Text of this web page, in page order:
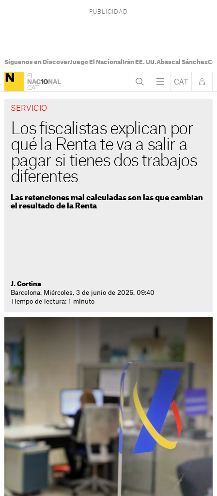
Síguenos en DiscoverJuego El Nacional Irán EE. UU.Abascal Sánchez
SERVICIO
Los fiscalistas explican por
qué la Renta te va a salir a
pagar si tienes dos trabajos
diferentes
Las retenciones mal calculadas son las que cambian
el resultado de la Renta
J. Cortina
Barcelona. Miércoles, 3 de junio de 2026. 09:40
Tiempo de lectura: 1 minuto